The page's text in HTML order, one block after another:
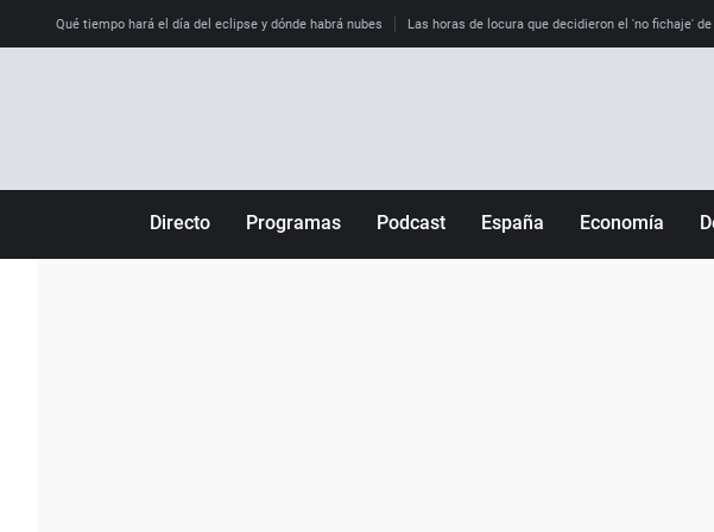
Qué tiempo hará el día del eclipse y dónde habrá nubes Las horas de locura que decidieron el 'no fichaje'
Directo Programas Podcast España Economía